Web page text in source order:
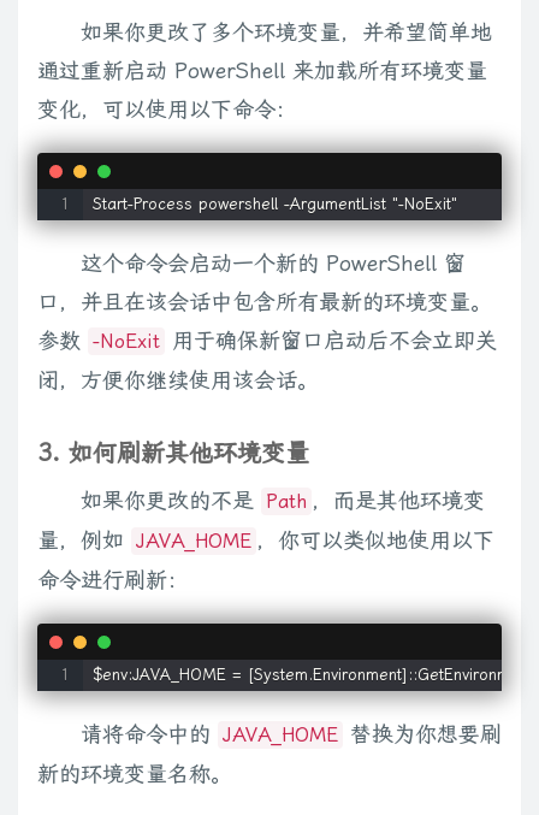
如果你更改了多个环境变量，并希望简单地
通过重新启动 PowerShell 来加载所有环境变量
变化，可以使用以下命令：
Start-Process powershell -ArgumentList "-NoExit"
这个命令会启动一个新的 PowerShell 窗
口，并且在该会话中包含所有最新的环境变量。
参数 -NoExit
用于确保新窗口启动后不会立即关
闭，方便你继续使用该会话。
3. 如何刷新其他环境变量
如果你更改的不是 Path ，而是其他环境变
量，例如 JAVA_HOME ，你可以类似地使用以下
命令进行刷新：
$env:JAVA_HOME =
请将命令中的 JAVA_HOME
替换为你想要刷
新的环境变量名称。